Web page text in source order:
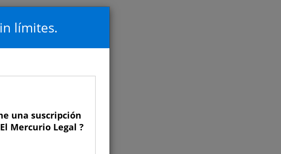
límites.
una suscripción
Mercurio Legal ?